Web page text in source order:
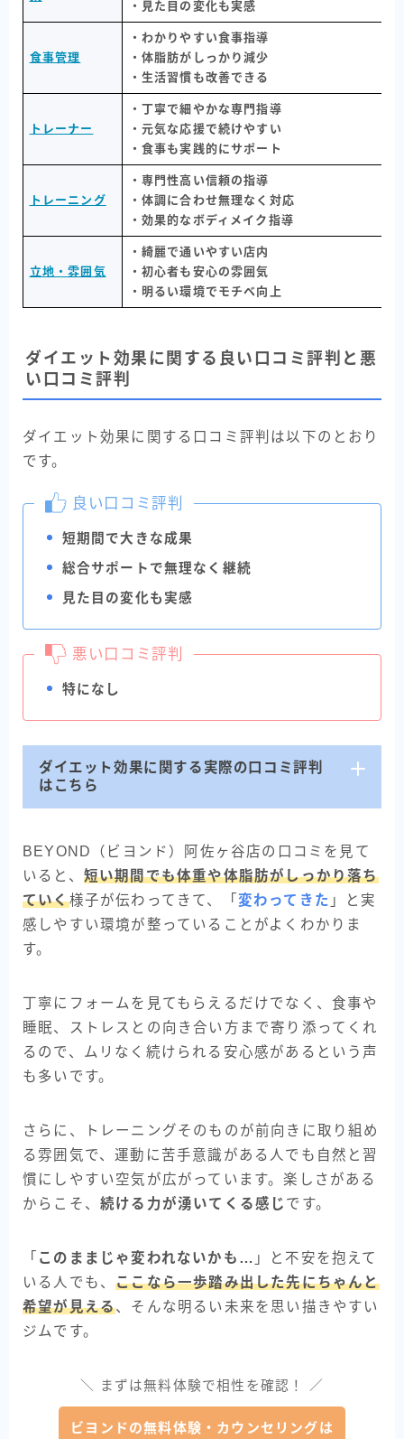
・見た目の変化も実感
食事管理
・わかりやすい食事指導
・体脂肪がしっかり減少
・生活習慣も改善できる
トレーナー
・丁寧で細やかな専門指導
・元気な応援で続けやすい
・食事も実践的にサポート
トレーニング
・専門性高い信頼の指導
・体調に合わせ無理なく対応
・効果的なボディメイク指導
立地・雰囲気
・綺麗で通いやすい店内
・初心者も安心の雰囲気
・明るい環境でモチベ向上
ダイエット効果に関する良い口コミ評判と悪
い口コミ評判
ダイエット効果に関する口コミ評判は以下のとおり
です。
良い口コミ評判
短期間で大きな成果
総合サポートで無理なく継続
見た目の変化も実感
悪い口コミ評判
特になし
ダイエット効果に関する実際の口コミ評判
はこちら
BEYOND（ビヨンド）阿佐ヶ谷店の口コミを見て
いると、 短い期間でも体重や体脂肪がしっかり落ち
ていく様子が伝わってきて、「 変わってきた 」と実
感しやすい環境が整っていることがよくわかりま
す。
丁寧にフォームを見てもらえるだけでなく、食事や
睡眠、ストレスとの向き合い方まで寄り添ってくれ
るので、ムリなく続けられる安心感があるという声
も多いです。
さらに、トレーニングそのものが前向きに取り組め
る雰囲気で、運動に苦手意識がある人でも自然と習
慣にしやすい空気が広がっています。楽しさがある
からこそ、 続ける力が湧いてくる感じ です。
「 このままじゃ変われないかも… 」と不安を抱えて
いる人でも、ここなら一歩踏み出した先にちゃんと
希望が見える、そんな明るい未来を思い描きやすい
ジムです。
＼ まずは無料体験で相性を確認！ ／
ビヨンドの無料体験・カウンセリングは